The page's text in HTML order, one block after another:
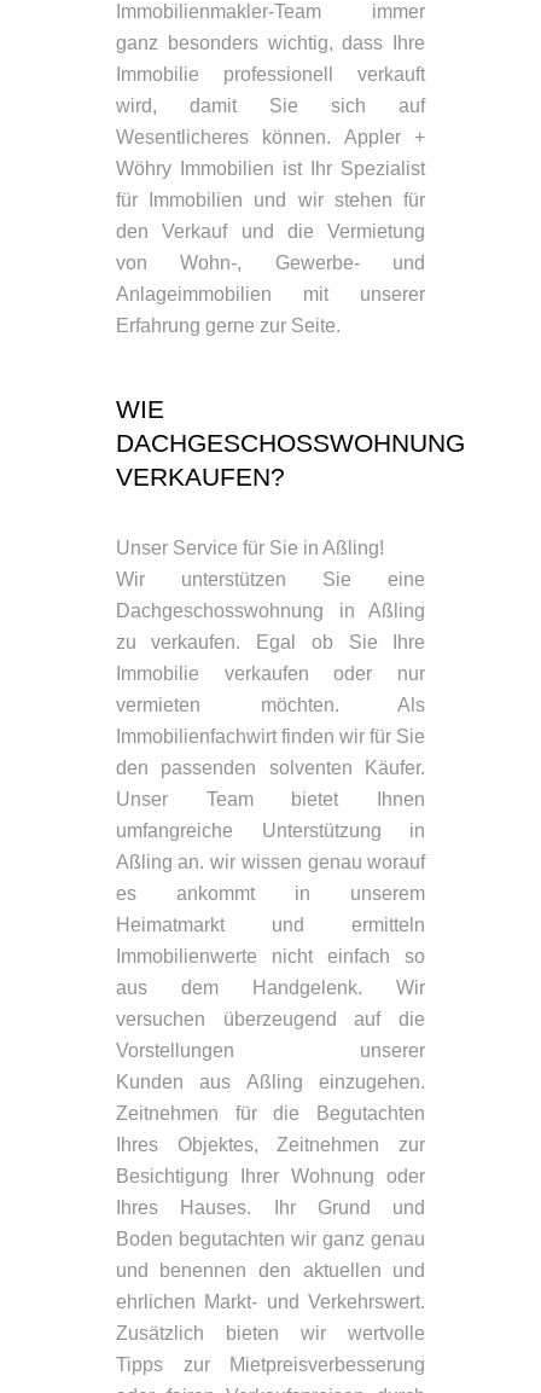
Immobilienmakler-Team immer
ganz besonders wichtig, dass Ihre
Immobilie professionell verkauft
wird, damit Sie sich auf
Wesentlicheres können. Appler +
Wöhry Immobilien ist Ihr Spezialist
für Immobilien und wir stehen für
den Verkauf und die Vermietung
von Wohn-, Gewerbe- und
Anlageimmobilien mit unserer
Erfahrung gerne zur Seite.
WIE
DACHGESCHOSSWOHNUNG
VERKAUFEN?
Unser Service für Sie in Aßling!
Wir unterstützen Sie eine
Dachgeschosswohnung in Aßling
zu verkaufen. Egal ob Sie Ihre
Immobilie verkaufen oder nur
vermieten möchten. Als
Immobilienfachwirt finden wir für Sie
den passenden solventen Käufer.
Unser Team bietet Ihnen
umfangreiche Unterstützung in
Aßling an. wir wissen genau worauf
es ankommt in unserem
Heimatmarkt und ermitteln
Immobilienwerte nicht einfach so
aus dem Handgelenk. Wir
versuchen überzeugend auf die
Vorstellungen unserer
Kunden aus Aßling einzugehen.
Zeitnehmen für die Begutachten
Ihres Objektes, Zeitnehmen zur
Besichtigung Ihrer Wohnung oder
Ihres Hauses. Ihr Grund und
Boden begutachten wir ganz genau
und benennen den aktuellen und
ehrlichen Markt- und Verkehrswert.
Zusätzlich bieten wir wertvolle
Tipps zur Mietpreisverbesserung